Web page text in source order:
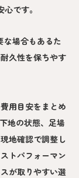
です。
な場合もあるた
久性を保ちやす
用目安をまとめ
地の状態、足場
地確認で調整し
トパフォーマン
が取りやすい選